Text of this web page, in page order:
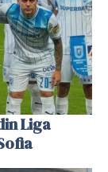
Liga